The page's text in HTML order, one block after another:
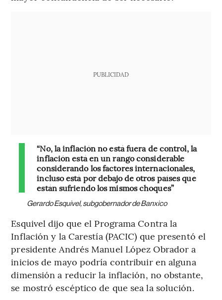
PUBLICIDAD
“No, la inflación no está fuera de control, la
inflación está en un rango considerable
considerando los factores internacionales,
incluso está por debajo de otros países que
están sufriendo los mismos choques”
Gerardo Esquivel, subgobernador de Banxico
Esquivel dijo que el Programa Contra la
Inflación y la Carestía (PACIC) que presentó el
presidente Andrés Manuel López Obrador a
inicios de mayo podría contribuir en alguna
dimensión a reducir la inflación, no obstante,
se mostró escéptico de que sea la solución.